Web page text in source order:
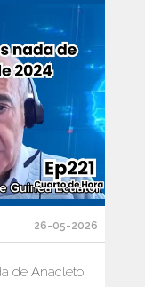
26-05-2026
de Anacleto